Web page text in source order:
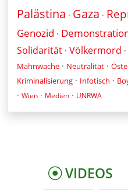
Palästina · Gaza ·
Genozid ·
Solidarität · Völkermord ·
Mahnwache · Neutralität ·
Kriminalisierung · Infotisch ·
· Wien · Medien · UNRWA
VIDEOS